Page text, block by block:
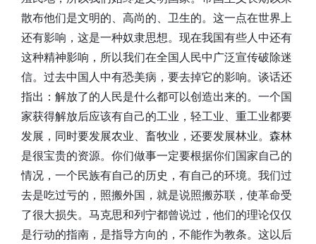
散布他们是文明的、高尚的、卫生的。这一点在世界上
还有影响，这是一种奴隶思想。现在我国有些人中还有
这种精神影响，所以我们在全国人民中广泛宣传破除迷
信。过去中国人中有恐美病，要去掉它的影响。谈话还
指出：解放了的人民是什么都可以创造出来的。一个国
家获得解放后应该有自己的工业，轻工业、重工业都要
发展，同时要发展农业、畜牧业，还要发展林业。森林
是很宝贵的资源。你们做事一定要根据你们国家自己的
情况，一个民族有自己的历史，有自己的环境。我们过
去是吃过亏的，照搬外国，就是说照搬苏联，使革命受
了很大损失。马克思和列宁都曾说过，他们的理论仅仅
是行动的指南，是指导方向的，不能作为教条。这以后